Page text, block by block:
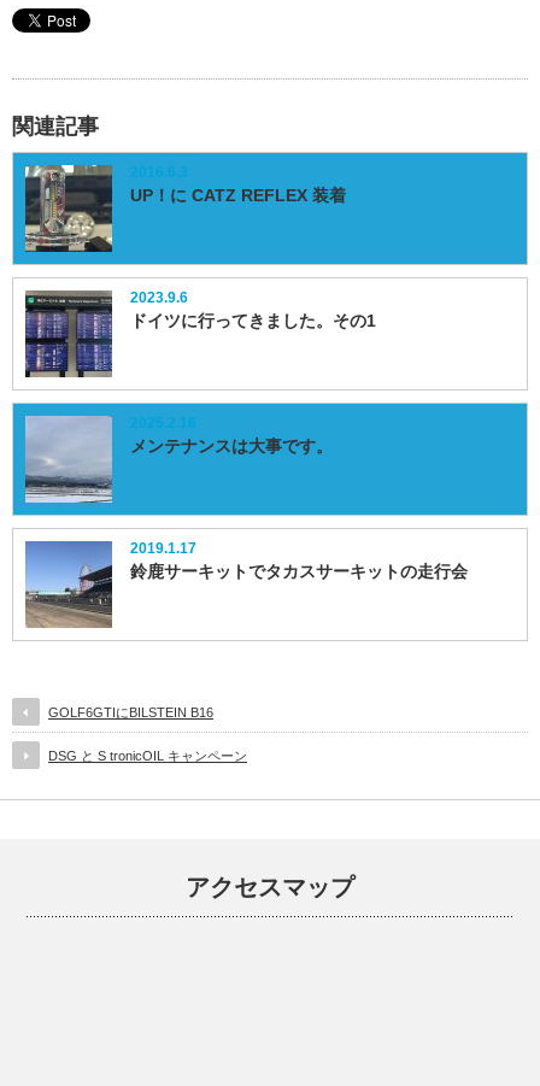
関連記事
2016.6.3
UP！に CATZ REFLEX 装着
2023.9.6
ドイツに行ってきました。その1
2025.2.16
メンテナンスは大事です。
2019.1.17
鈴鹿サーキットでタカスサーキットの走行会
GOLF6GTIにBILSTEIN B16
DSG と S tronicOIL キャンペーン
アクセスマップ